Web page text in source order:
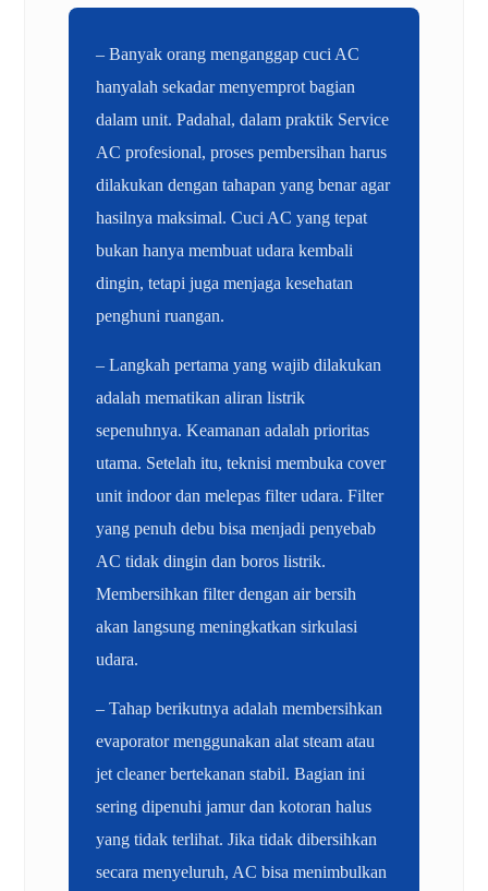
– Banyak orang menganggap cuci AC
hanyalah sekadar menyemprot bagian
dalam unit. Padahal, dalam praktik Service
AC profesional, proses pembersihan harus
dilakukan dengan tahapan yang benar agar
hasilnya maksimal. Cuci AC yang tepat
bukan hanya membuat udara kembali
dingin, tetapi juga menjaga kesehatan
penghuni ruangan.
– Langkah pertama yang wajib dilakukan
adalah mematikan aliran listrik
sepenuhnya. Keamanan adalah prioritas
utama. Setelah itu, teknisi membuka cover
unit indoor dan melepas filter udara. Filter
yang penuh debu bisa menjadi penyebab
AC tidak dingin dan boros listrik.
Membersihkan filter dengan air bersih
akan langsung meningkatkan sirkulasi
udara.
– Tahap berikutnya adalah membersihkan
evaporator menggunakan alat steam atau
jet cleaner bertekanan stabil. Bagian ini
sering dipenuhi jamur dan kotoran halus
yang tidak terlihat. Jika tidak dibersihkan
secara menyeluruh, AC bisa menimbulkan